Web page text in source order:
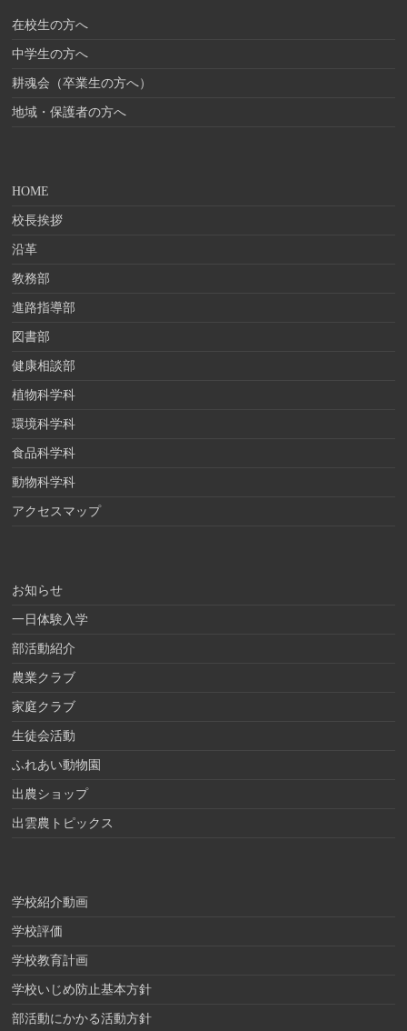
在校生の方へ
中学生の方へ
耕魂会（卒業生の方へ）
地域・保護者の方へ
HOME
校長挨拶
沿革
教務部
進路指導部
図書部
健康相談部
植物科学科
環境科学科
食品科学科
動物科学科
アクセスマップ
お知らせ
一日体験入学
部活動紹介
農業クラブ
家庭クラブ
生徒会活動
ふれあい動物園
出農ショップ
出雲農トピックス
学校紹介動画
学校評価
学校教育計画
学校いじめ防止基本方針
部活動にかかる活動方針